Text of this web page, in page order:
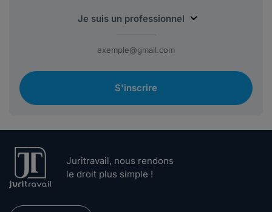
S'inscrire
Juritravail, nous rendons
le droit plus simple !